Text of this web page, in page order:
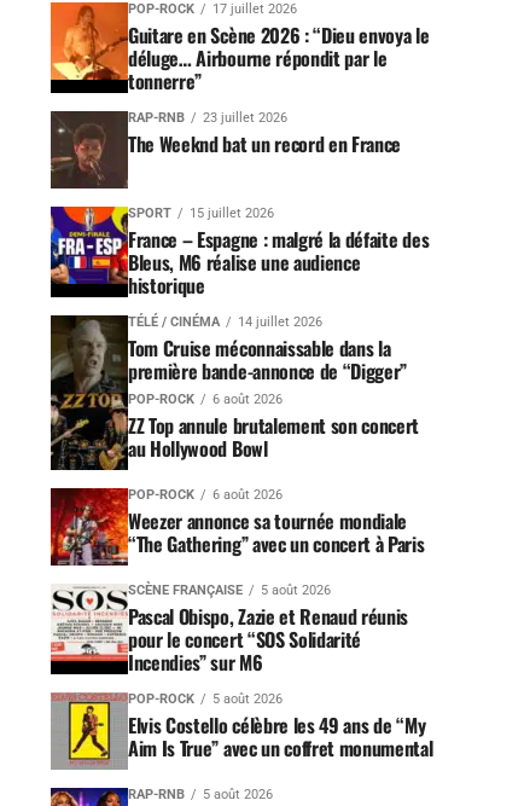
POP-ROCK 17 juillet 2026
Guitare en Scène 2026 : “Dieu envoya le
déluge… Airbourne répondit par le
tonnerre”
RAP-RNB 23 juillet 2026
The Weeknd bat un record en France
SPORT 15 juillet 2026
France – Espagne : malgré la défaite des
Bleus, M6 réalise une audience
historique
TÉLÉ / CINÉMA 14 juillet 2026
Tom Cruise méconnaissable dans la
première bande-annonce de “Digger”
POP-ROCK 6 août 2026
ZZ Top annule brutalement son concert
au Hollywood Bowl
POP-ROCK 6 août 2026
Weezer annonce sa tournée mondiale
“The Gathering” avec un concert à Paris
SCÈNE FRANÇAISE 5 août 2026
Pascal Obispo, Zazie et Renaud réunis
pour le concert “SOS Solidarité
Incendies” sur M6
POP-ROCK 5 août 2026
Elvis Costello célèbre les 49 ans de “My
Aim Is True” avec un coffret monumental
RAP-RNB 5 août 2026